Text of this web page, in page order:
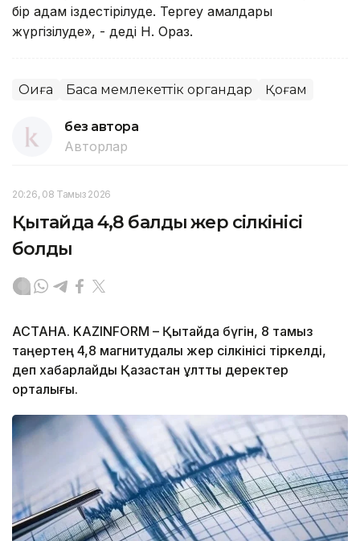
бір адам іздестірілуде. Тергеу амалдары
жүргізілуде», - деді Н. Ораз.
Оқиға Басқа мемлекеттік органдар Қоғам
без автора
Авторлар
20:26, 08 Тамыз 2026
Қытайда 4,8 балдық жер сілкінісі
болды
АСТАНА. KAZINFORM – Қытайда бүгін, 8 тамыз
таңертең 4,8 магнитудалы жер сілкінісі тіркелді,
деп хабарлайды Қазақстан ұлттық деректер
орталығы.